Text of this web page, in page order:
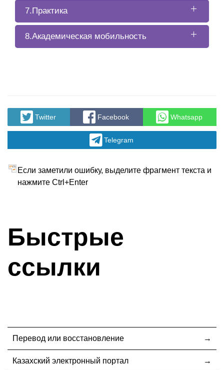
7.Практика
8.Академическая мобильность
Twitter Facebook Whatsapp
Telegram
Если заметили ошибку, выделите фрагмент текста и
нажмите Ctrl+Enter
Быстрые
ссылки
Перевод или восстановление
Казахский электронный портал